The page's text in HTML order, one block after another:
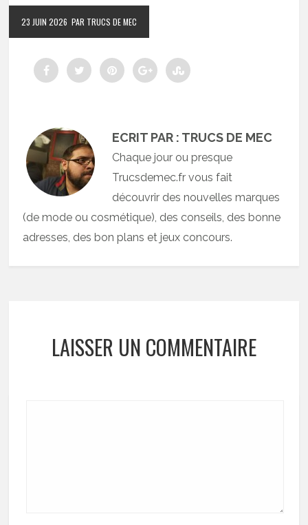
23 JUIN 2026 PAR TRUCS DE MEC
ECRIT PAR : TRUCS DE MEC
Chaque jour ou presque
Trucsdemec.fr vous fait
découvrir des nouvelles marques
(de mode ou cosmétique), des conseils, des bonne
adresses, des bon plans et jeux concours.
LAISSER UN COMMENTAIRE